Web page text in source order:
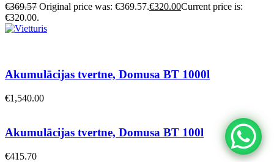
€369.57 Original price was: €369.57.€320.00Current price is:
€320.00.
Akumulācijas tvertne, Domusa BT 1000l
€1,540.00
Akumulācijas tvertne, Domusa BT 100l
€415.70